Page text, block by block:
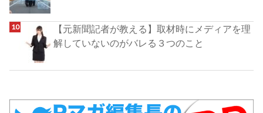
【元新聞記者が教える】取材時にメディアを理
解していないのがバレる３つのこと